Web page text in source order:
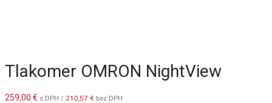
Tlakomer OMRON NightView
259,00 € s DPH / 210,57 € bez DPH